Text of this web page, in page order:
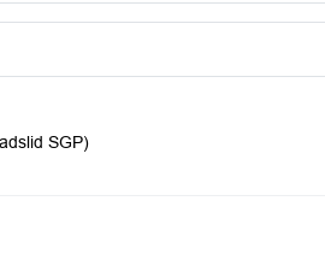
SGP)